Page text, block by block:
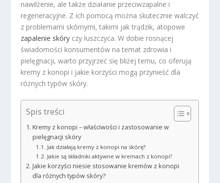
nawilżenie, ale także działanie przeciwzapalne i
regeneracyjne. Z ich pomocą można skutecznie walczyć
z problemami skórnymi, takimi jak trądzik, atopowe
zapalenie skóry czy łuszczyca. W dobie rosnącej
świadomości konsumentów na temat zdrowia i
pielęgnacji, warto przyjrzeć się bliżej temu, co oferują
kremy z konopi i jakie korzyści mogą przynieść dla
różnych typów skóry.
Spis treści
Kremy z konopi – właściwości i zastosowanie w
pielęgnacji skóry
Jak działają kremy z konopi na skórę?
Jakie są składniki aktywne w kremach z konopi?
Jakie korzyści niesie stosowanie kremów z konopi
dla różnych typów skóry?